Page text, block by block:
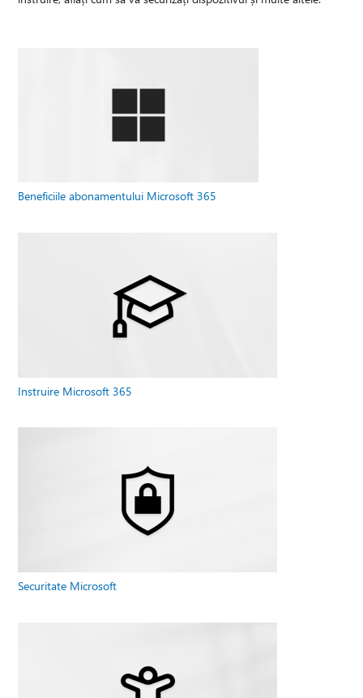
Beneficiile abonamentului Microsoft 365
Instruire Microsoft 365
Securitate Microsoft